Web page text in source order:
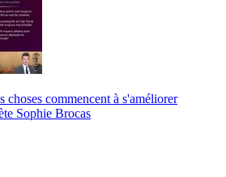
commencent à s'améliorer
Sophie Brocas